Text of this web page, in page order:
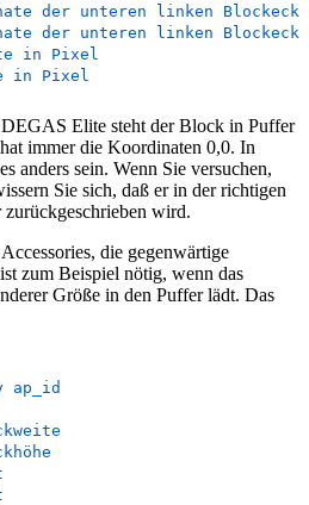
der unteren linken
Blockecke
der unteren linken
Blockecke
in
Pixel
in Pixel
Elite steht der Block in Puffer
immer die Koordinaten 0,0. In
anders sein. Wenn Sie versuchen,
Sie sich, daß er in der richtigen
wird.
die gegenwärtige
zum Beispiel nötig, wenn das
Größe in den Puffer lädt. Das
ap_id